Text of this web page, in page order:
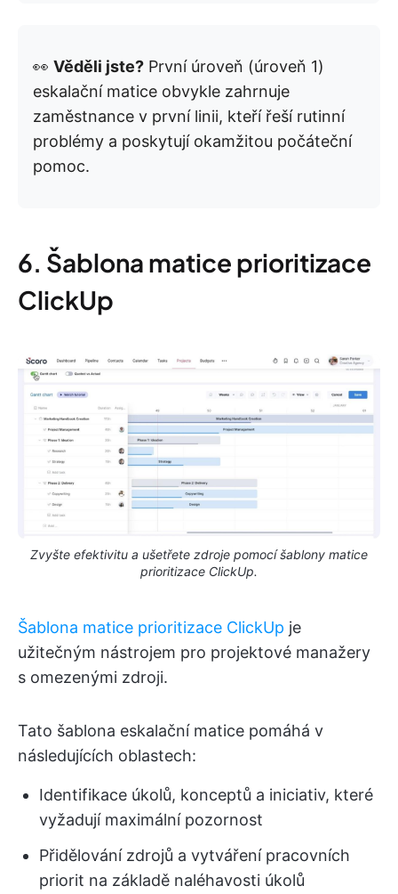
👀 Věděli jste? První úroveň (úroveň 1)
eskalační matice obvykle zahrnuje
zaměstnance v první linii, kteří řeší rutinní
problémy a poskytují okamžitou počáteční
pomoc.
6. Šablona matice prioritizace
ClickUp
Zvyšte efektivitu a ušetřete zdroje pomocí šablony matice
prioritizace ClickUp.
Šablona matice prioritizace ClickUp je
užitečným nástrojem pro projektové manažery
s omezenými zdroji.
Tato šablona eskalační matice pomáhá v
následujících oblastech:
Identifikace úkolů, konceptů a iniciativ, které
vyžadují maximální pozornost
Přidělování zdrojů a vytváření pracovních
priorit na základě naléhavosti úkolů